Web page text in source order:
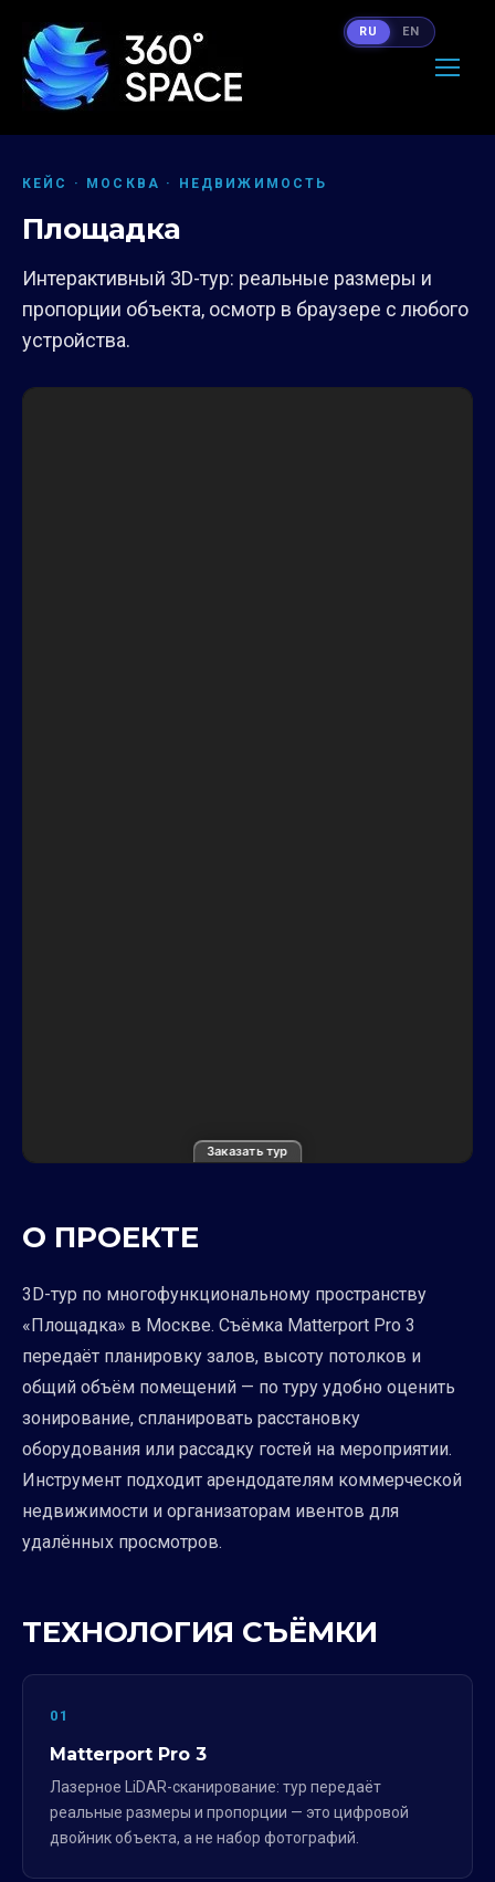
КЕЙС · МОСКВА · НЕДВИЖИМОСТЬ
Площадка
Интерактивный 3D-тур: реальные размеры и
пропорции объекта, осмотр в браузере с любого
устройства.
Заказать тур
О ПРОЕКТЕ
3D-тур по многофункциональному пространству
«Площадка» в Москве. Съёмка Matterport Pro 3
передаёт планировку залов, высоту потолков и
общий объём помещений — по туру удобно оценить
зонирование, спланировать расстановку
оборудования или рассадку гостей на мероприятии.
Инструмент подходит арендодателям коммерческой
недвижимости и организаторам ивентов для
удалённых просмотров.
ТЕХНОЛОГИЯ СЪЁМКИ
01
Matterport Pro 3
Лазерное LiDAR-сканирование: тур передаёт
реальные размеры и пропорции — это цифровой
двойник объекта, а не набор фотографий.
RU EN